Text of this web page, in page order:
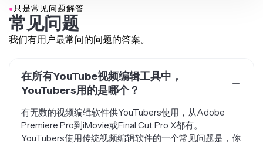
常见问题
我们有用户最常问的问题的答案。
YouTubers用的是哪个？
Premiere Pro到iMovie或Final Cut Pro X都有。
YouTubers使用传统视频编辑软件的一个常见问题是，你
需要有一台能够处理大文件的强大电脑，而且还要支付有